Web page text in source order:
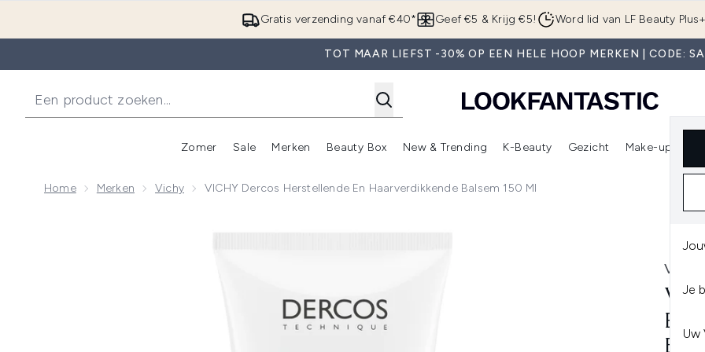
Overslaan naar de hoofdinhoud
Gratis verzending vanaf €40* Geef €5 & Krijg €5! Word lid van LF Beauty Plus+
TOT MAAR LIEFST -30% OP EEN HELE HOOP MERKEN | CODE:
Je
Uw
Zomer
Enter submenu (Zomer)
Sale
Enter submenu (Sale)
Merken
Enter submenu (Merken)
Beauty Box
Enter submenu (Beauty Box)
New & Trending
Enter submenu (New & Trending)
K-Beauty
Enter submenu (K-Beauty)
Gezicht Make-up
Home Merken Vichy VICHY Dercos Herstellende En Haarverdikkende Balsem 150 Ml
Now showing image 1 VICHY Dercos Herstellende en Haarverdikkende Balsem 150 ml
VICHY
EN